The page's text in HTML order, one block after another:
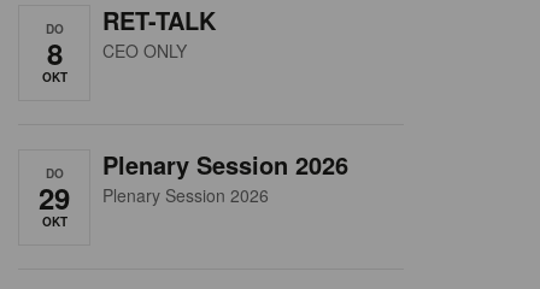
DO
8
OKT
RET-TALK
CEO ONLY
DO
29
OKT
Plenary Session 2026
Plenary Session 2026